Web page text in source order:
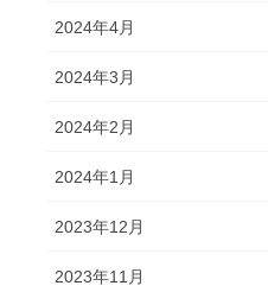
2024年4月
2024年3月
2024年2月
2024年1月
2023年12月
2023年11月